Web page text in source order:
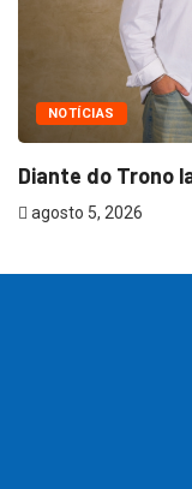
NOTÍCIAS
Diante do Trono
agosto 5, 2026